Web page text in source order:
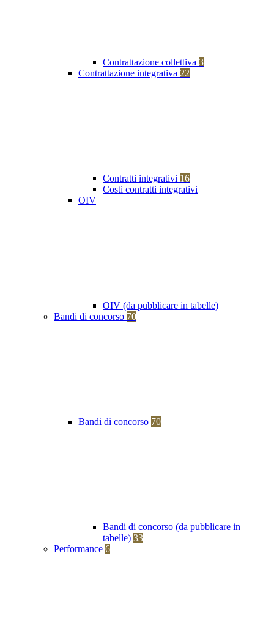
Contrattazione collettiva 3
Contrattazione integrativa 22
Contratti integrativi 16
Costi contratti integrativi
OIV
OIV (da pubblicare in tabelle)
Bandi di concorso 70
Bandi di concorso 70
Bandi di concorso (da pubblicare in
tabelle) 33
Performance 6